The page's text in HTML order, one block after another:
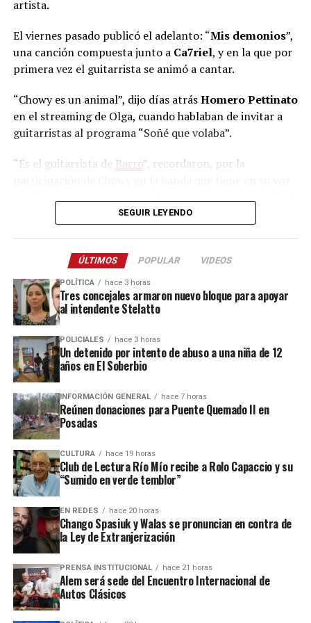
Asimismo, los artistas nucleados enTrabajadores
también convocaron a manifestarse mañana en Posadas,
manifestación arrancará en el mástil, a las 16.
Defendamos lo que es parte de nosotrxs”, dice el
comunicado de la Mesa de Cultura de Misiones.
“En el Día de laPachamama, decimos: el 6 todos a la
calle, en contra de la ley de extranjerización de la
Argentina”, dijo Walas el sábado, en el recital que dio
con su banda Massacre en La Rioja. El sobrino de Ramón
Ayala e hijo de Vicente Cidade se muestra así a través de
un video que subieron hoy a Instagram.
artista.
El viernes pasado publicó el adelanto: “Mis demonios”,
una canción compuesta junto a Ca7riel, y en la que por
primera vez el guitarrista se animó a cantar.
“Chowy es un animal”, dijo días atrásHomero Pettinato
en el streaming de Olga, cuando hablaban de invitar a
guitarristas al programa “Soñé que volaba”.
“Es el guitarrista de Barro”, recordaron, por la
en la categoría Mejor álbum de rock pesado – punk por
“Me considero misionero”
Chowy Fernández es uno de los máximos virtuosos del
metal argentino. En 2024 publicó su último EP hasta el
momento, “La muerte del robot
canciones en las que muestra todo su talento con siete
SEGUIR LEYENDO
ÚLTIMOS POPULAR VIDEOS
POLÍTICA hace 3 horas
Tres concejales armaron nuevo bloque para apoyar
al intendente Stelatto
POLICIALES hace 3 horas
Un detenido por intento de abuso a una niña de 12
años en El Soberbio
INFORMACIÓN GENERAL hace 7 horas
Reúnen donaciones para Puente Quemado II en
Posadas
CULTURA hace 19 horas
Club de Lectura Río Mío recibe a Rolo Capaccio y su
“Sumido en verde temblor”
EN REDES hace 20 horas
Chango Spasiuk y Walas se pronuncian en contra de
la Ley de Extranjerización
PRENSA INSTITUCIONAL hace 21 horas
Alem será sede del Encuentro Internacional de
Autos Clásicos